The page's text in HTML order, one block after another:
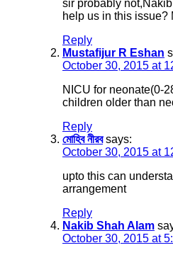
sir probably
help us in this
Reply
Mustafijur R Eshan
October 30, 2015 at
NICU for neonate(0-
children older than
Reply
মোহিব নীরব says:
October 30, 2015 at
upto this can
arrangement
Reply
Nakib Shah Alam
October 30, 2015 at